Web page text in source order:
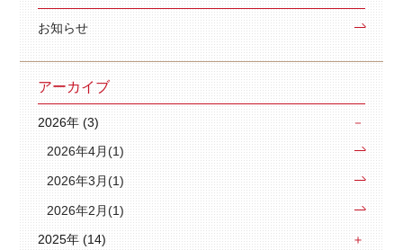
お知らせ
アーカイブ
2026年 (3)
2026年4月(1)
2026年3月(1)
2026年2月(1)
2025年 (14)